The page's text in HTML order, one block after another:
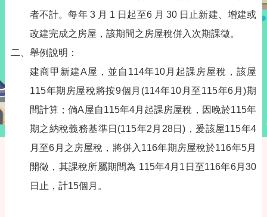
者不計。每年 3 月 1 日起至6 月 30 日止新建、增建或
改建完成之房屋，該期間之房屋稅併入次期課徵。
二、舉例說明：
建商甲新建A屋，並自114年10月起課房屋稅，該屋
115年期房屋稅將按9個月(114年10月至115年6月)期
間計算；倘A屋自115年4月起課房屋稅，因晚於115年
期之納稅義務基準日(115年2月28日)，爰該屋115年4
月至6月之房屋稅，將併入116年期房屋稅於116年5月
開徵，其課稅所屬期間為 115年4月1日至116年6月30
日止，計15個月。